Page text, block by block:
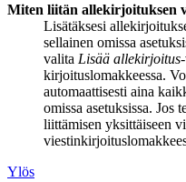
Miten liitän allekirjoituksen
Lisätäksesi
sellainen omissa
valita Lisää allekirjoitus
kirjoituslomakkeessa.
automaattisesti aina
omissa asetuksissa. Jos
liittämisen yksittäiseen
Ylös